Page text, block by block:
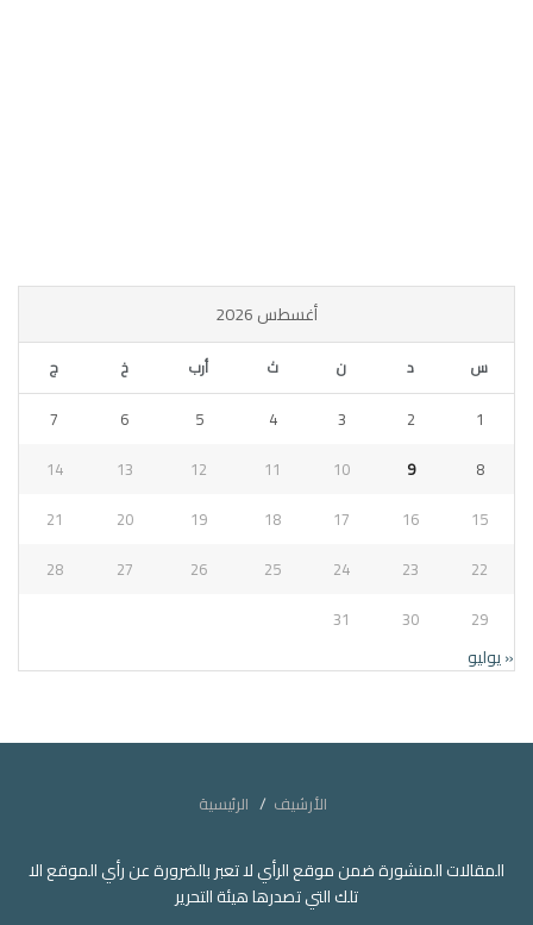
أغسطس 2026
س د ن ث أرب خ ج
1
2
3
4
5
6
7
8
9
10
11
12
13
14
15
16
17
18
19
20
21
22
23
24
25
26
27
28
29
30
31
« يوليو
الأرشيف الرئيسية
المقالات المنشورة ضمن موقع الرأي لا تعبر بالضرورة عن رأي الموقع الا
تلك التي تصدرها هيئة التحرير